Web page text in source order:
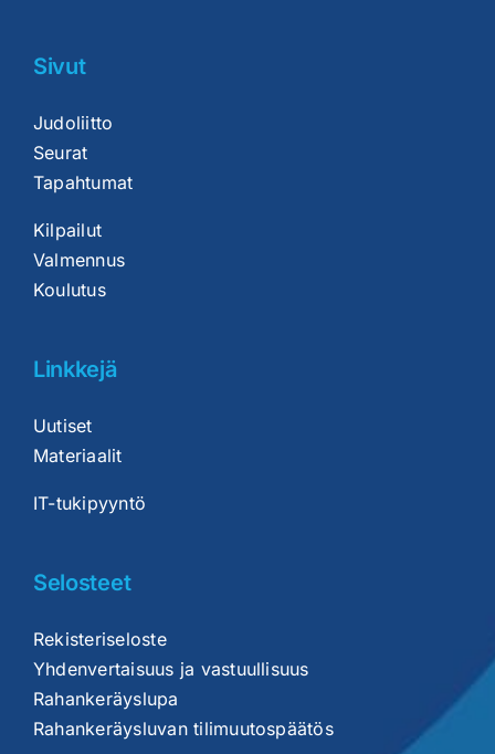
Sivut
Judoliitto
Seurat
Tapahtumat
Kilpailut
Valmennus
Koulutus
Linkkejä
Uutiset
Materiaalit
IT-tukipyyntö
Selosteet
Rekisteriseloste
Yhdenvertaisuus ja vastuullisuus
Rahankeräyslupa
Rahankeräysluvan tilimuutospäätös